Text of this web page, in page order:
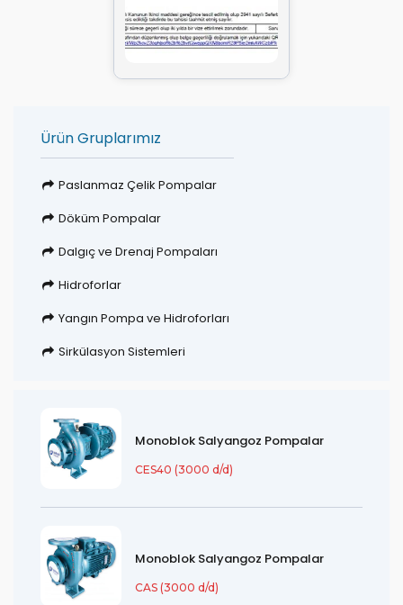
Ürün Gruplarımız
Paslanmaz Çelik Pompalar
Döküm Pompalar
Dalgıç ve Drenaj Pompaları
Hidroforlar
Yangın Pompa ve Hidroforları
Sirkülasyon Sistemleri
Monoblok Salyangoz Pompalar
CES40 (3000 d/d)
Monoblok Salyangoz Pompalar
CAS (3000 d/d)